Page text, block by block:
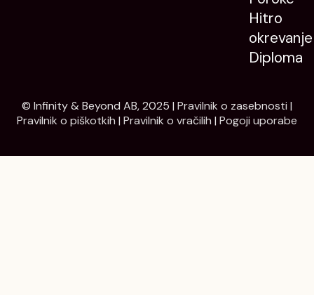
Hitro
okrevanje
Diploma
© Infinity & Beyond AB, 2025 | Pravilnik o zasebnosti |
Pravilnik o piškotkih | Pravilnik o vračilih | Pogoji uporabe